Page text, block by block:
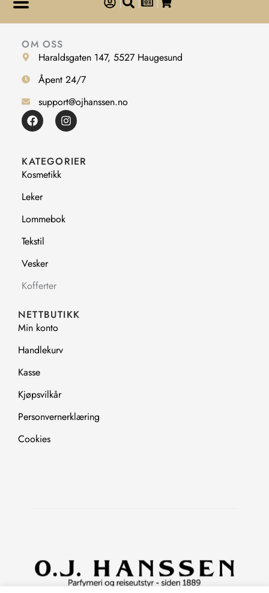
OM OSS
Haraldsgaten 147, 5527 Haugesund
Åpent 24/7
support@ojhanssen.no
F
a
c
b
o
o
k
I
n
s
a
g
KATEGORIER
Kosmetikk
Leker
Lommebok
Tekstil
Vesker
Kofferter
NETTBUTIKK
Min konto
Handlekurv
Kasse
Kjøpsvilkår
Personvernerklæring
Cookies